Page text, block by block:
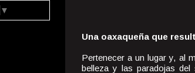
▼
Una oaxaqueña que
Pertenecer a un lugar y, al
belleza y las paradojas